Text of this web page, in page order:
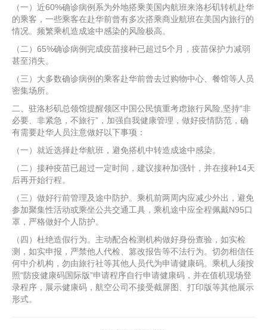
（一）近60%确诊病例系为外地搭乘美国内航班来洛杉矶转机赴华
的乘客，一些乘客在赴华前曾有多次搭乘商业航班在美国内旅行的
情况。频繁乘机造成途中感染的风险极高。
（二）65%确诊病例完成疫苗接种已超过5个月，疫苗保护力减弱
甚至消失。
（三）大多数确诊病例的乘客赴华前曾去过购物中心、餐馆等人员
密集场所。
二、驻洛杉矶总领馆提醒领区中国公民慎重考虑旅行风险,坚持“非
必要、非紧急，不旅行”，加强自我健康管理，做好疫情防范，确
有需要赴华人员注意做好以下事项：
（一）就近选择赴华航班，避免搭机中转造成途中感染。
（二）接种疫苗已超过一定时间，建议接种加强针，并在接种14天
后再开始行程。
（三）做好行前管理及途中防护。乘机前两周内应减少外出，避免
参加聚集性活动或乘坐公共交通工具，乘机途中应全程佩戴N95口
罩，严格做好个人防护。
（四）杜绝造假行为。主动配合检测机构做好身份查验，如实检
测，如实申报，严禁他人代检、篡改报告等不法行为。切勿相信任
何中介机构，勿由旅行社等其他人员代为申请健康码。乘机人须按
照“防疫健康码国际版”申请程序自行申请健康码，并在值机现场登
录程序，展示健康码，航空公司不接受截屏图、打印版等其他展示
形式。